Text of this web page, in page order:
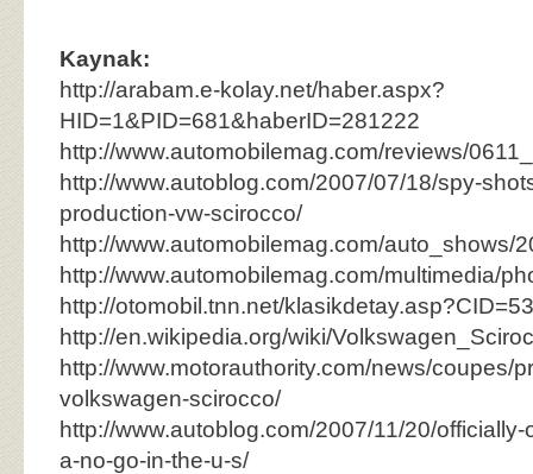
Kaynak:
http://arabam.e-kolay.net/haber.aspx?
HID=1&PID=681&haberID=281222
http://www.automobilemag.com/reviews/
http://www.autoblog.com/2007/07/18/spy-
production-vw-scirocco/
http://www.automobilemag.com/
http://www.automobilemag.com/multimedia/
http://otomobil.tnn.net/
http://en.wikipedia.org/wiki/
http://www.motorauthority.com/news/coupes/
volkswagen-scirocco/
http://www.autoblog.com/2007/11/20/
a-no-go-in-the-u-s/